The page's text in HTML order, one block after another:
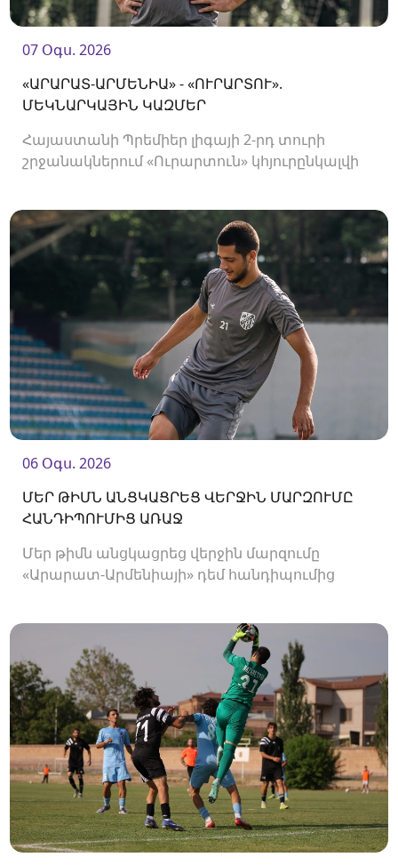
07 Օգս. 2026
«ԱՐԱՐԱՏ-ԱՐՄԵՆԻԱ» - «ՈՒՐԱՐՏՈՒ».
ՄԵԿՆԱՐԿԱՅԻՆ ԿԱԶՄԵՐ
Հայաստանի Պրեմիեր լիգայի 2-րդ տուրի
շրջանակներում «Ուրարտուն» կհյուրընկալվի
06 Օգս. 2026
ՄԵՐ ԹԻՄՆ ԱՆՑԿԱՑՐԵՑ ՎԵՐՋԻՆ ՄԱՐԶՈՒՄԸ
ՀԱՆԴԻՊՈՒՄԻՑ ԱՌԱՋ
Մեր թիմն անցկացրեց վերջին մարզումը
«Արարատ-Արմենիայի» դեմ հանդիպումից